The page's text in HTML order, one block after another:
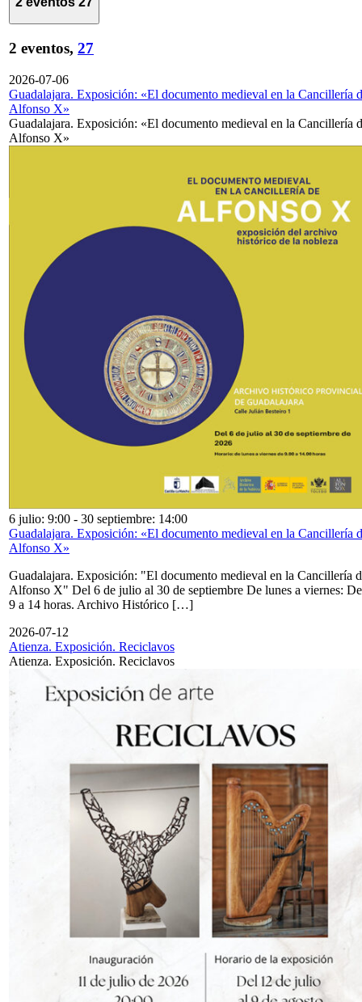
2 eventos, 27
2026-07-06
Guadalajara. Exposición: «El documento medieval en la Cancillería
Alfonso X»
Guadalajara. Exposición: «El documento medieval en la Cancillería
Alfonso X»
6 julio: 9:00 - 30 septiembre: 14:00
Guadalajara. Exposición: «El documento medieval en la Cancillería
Alfonso X»
Guadalajara. Exposición: "El documento medieval en la Cancillería
Alfonso X" Del 6 de julio al 30 de septiembre De lunes a viernes: De
9 a 14 horas. Archivo Histórico […]
2026-07-12
Atienza. Exposición. Reciclavos
Atienza. Exposición. Reciclavos